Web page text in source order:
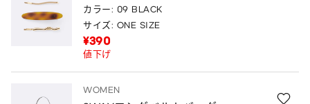
カラー: 09 BLACK
サイズ: ONE SIZE
¥390
値下げ
WOMEN